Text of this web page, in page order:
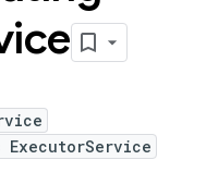
ExecutorService